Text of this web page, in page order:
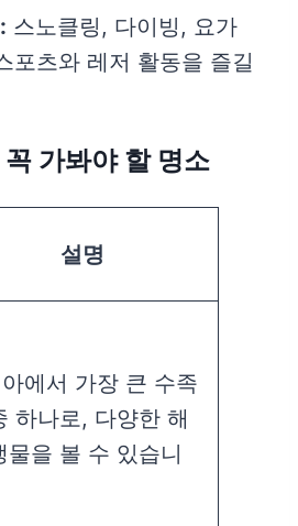
스노클링, 다이빙, 요가
포츠와 레저 활동을 즐길
가봐야 할 명소
설명
에서 가장 큰 수족
하나로, 다양한 해
물을 볼 수 있습니